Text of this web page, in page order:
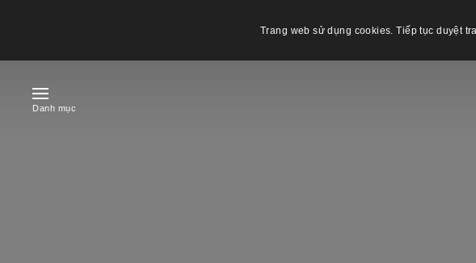
Trang web sử dụng cookies. Tiếp tục duyệt
Danh mục